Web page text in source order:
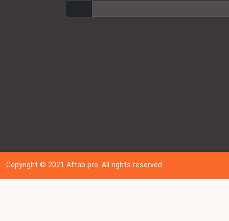
Copyright © 202 1Aftab pro. All rights reserved.